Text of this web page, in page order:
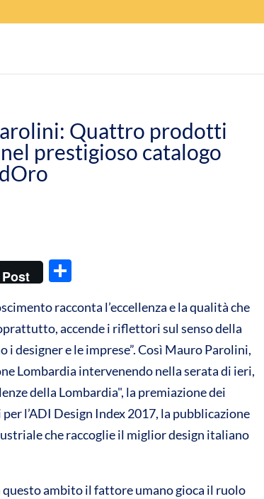
Quattro prodotti
prestigioso catalogo
Post
n
di
vi
di
racconta l’eccellenza e la qualità che
accende i riflettori sul senso della
i designer e le imprese”. Così Mauro Parolini,
Lombardia intervenendo nella serata di ieri,
della Lombardia", la premiazione dei
l’ADI Design Index 2017, la pubblicazione
che raccoglie il miglior design italiano
ambito il fattore umano gioca il ruolo